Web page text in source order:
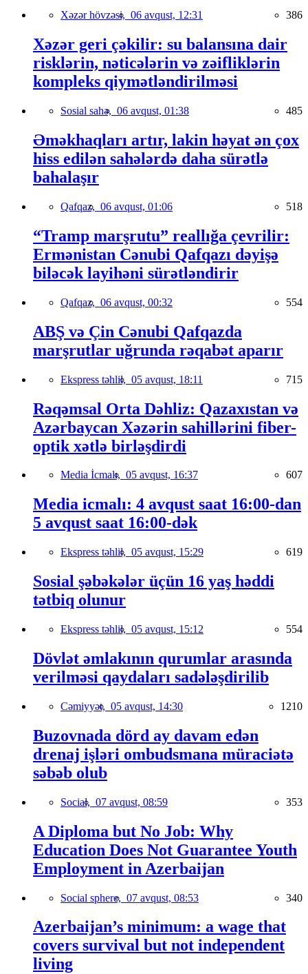
Xəzər hövzəsi, 06 avqust, 12:31 386
Xəzər geri çəkilir: su balansına dair
risklərin, nəticələrin və zəifliklərin
kompleks qiymətləndirilməsi
Sosial sahə, 06 avqust, 01:38 485
Əməkhaqları artır, lakin həyat ən çox
hiss edilən sahələrdə daha sürətlə
bahalaşır
Qafqaz, 06 avqust, 01:06 518
“Tramp marşrutu” reallığa çevrilir:
Ermənistan Cənubi Qafqazı dəyişə
biləcək layihəni sürətləndirir
Qafqaz, 06 avqust, 00:32 554
ABŞ və Çin Cənubi Qafqazda
marşrutlar uğrunda rəqabət aparır
Ekspress təhlil, 05 avqust, 18:11 715
Rəqəmsal Orta Dəhliz: Qazaxıstan və
Azərbaycan Xəzərin sahillərini fiber-
optik xətlə birləşdirdi
Media İcmalı, 05 avqust, 16:37 607
Media icmalı: 4 avqust saat 16:00-dan
5 avqust saat 16:00-dək
Ekspress təhlil, 05 avqust, 15:29 619
Sosial şəbəkələr üçün 16 yaş həddi
tətbiq olunur
Ekspress təhlil, 05 avqust, 15:12 554
Dövlət əmlakının qurumlar arasında
verilməsi qaydaları sadələşdirilib
Cəmiyyət, 05 avqust, 14:30 1210
Buzovnada dörd ay davam edən
drenaj işləri ombudsmana müraciətə
səbəb olub
Social, 07 avqust, 08:59 353
A Diploma but No Job: Why
Education Does Not Guarantee Youth
Employment in Azerbaijan
Social sphere, 07 avqust, 08:53 340
Azerbaijan’s minimum: a wage that
covers survival but not independent
living